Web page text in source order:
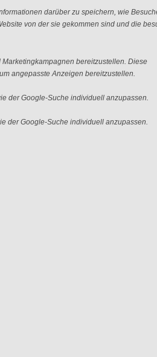
darüber zu speichern, wie
von der sie gekommen sind und die
bereitzustellen. Diese
angepasste Anzeigen bereitzustellen.
der Google-Suche individuell anzupassen.
der Google-Suche individuell anzupassen.